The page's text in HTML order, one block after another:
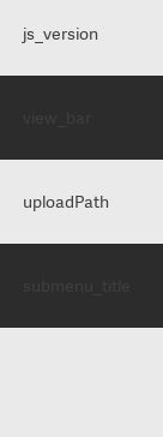
js_version
uploadPath